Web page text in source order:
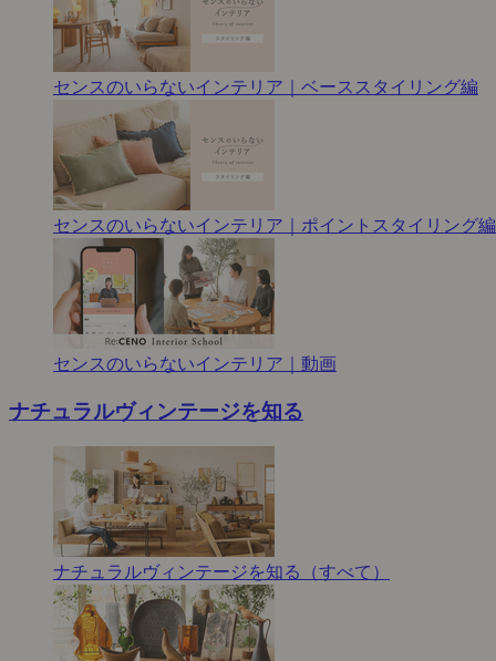
センスのいらないインテリア｜ベーススタイリング編
センスのいらないインテリア｜ポイントスタイリング編
センスのいらないインテリア｜動画
ナチュラルヴィンテージを知る
ナチュラルヴィンテージを知る（すべて）